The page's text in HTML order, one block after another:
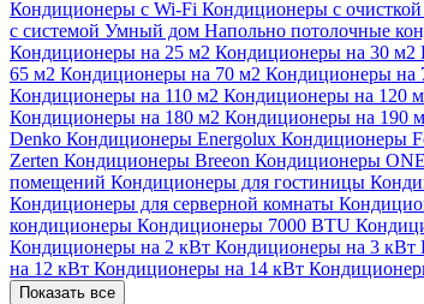
Кондиционеры с Wi-Fi Кондиционеры с очисткой
с системой Умный дом Напольно потолочные
Кондиционеры на 25 м2 Кондиционеры на 30 м2
65 м2 Кондиционеры на 70 м2 Кондиционеры на
Кондиционеры на 110 м2 Кондиционеры на 120
Кондиционеры на 180 м2 Кондиционеры на 190
Denko Кондиционеры Energolux Кондиционеры
Zerten Кондиционеры Breeon Кондиционеры
помещений Кондиционеры для гостиницы
Кондиционеры для серверной комнаты
кондиционеры Кондиционеры 7000 BTU
Кондиционеры на 2 кВт Кондиционеры на 3 кВт
на 12 кВт Кондиционеры на 14 кВт
Показать все